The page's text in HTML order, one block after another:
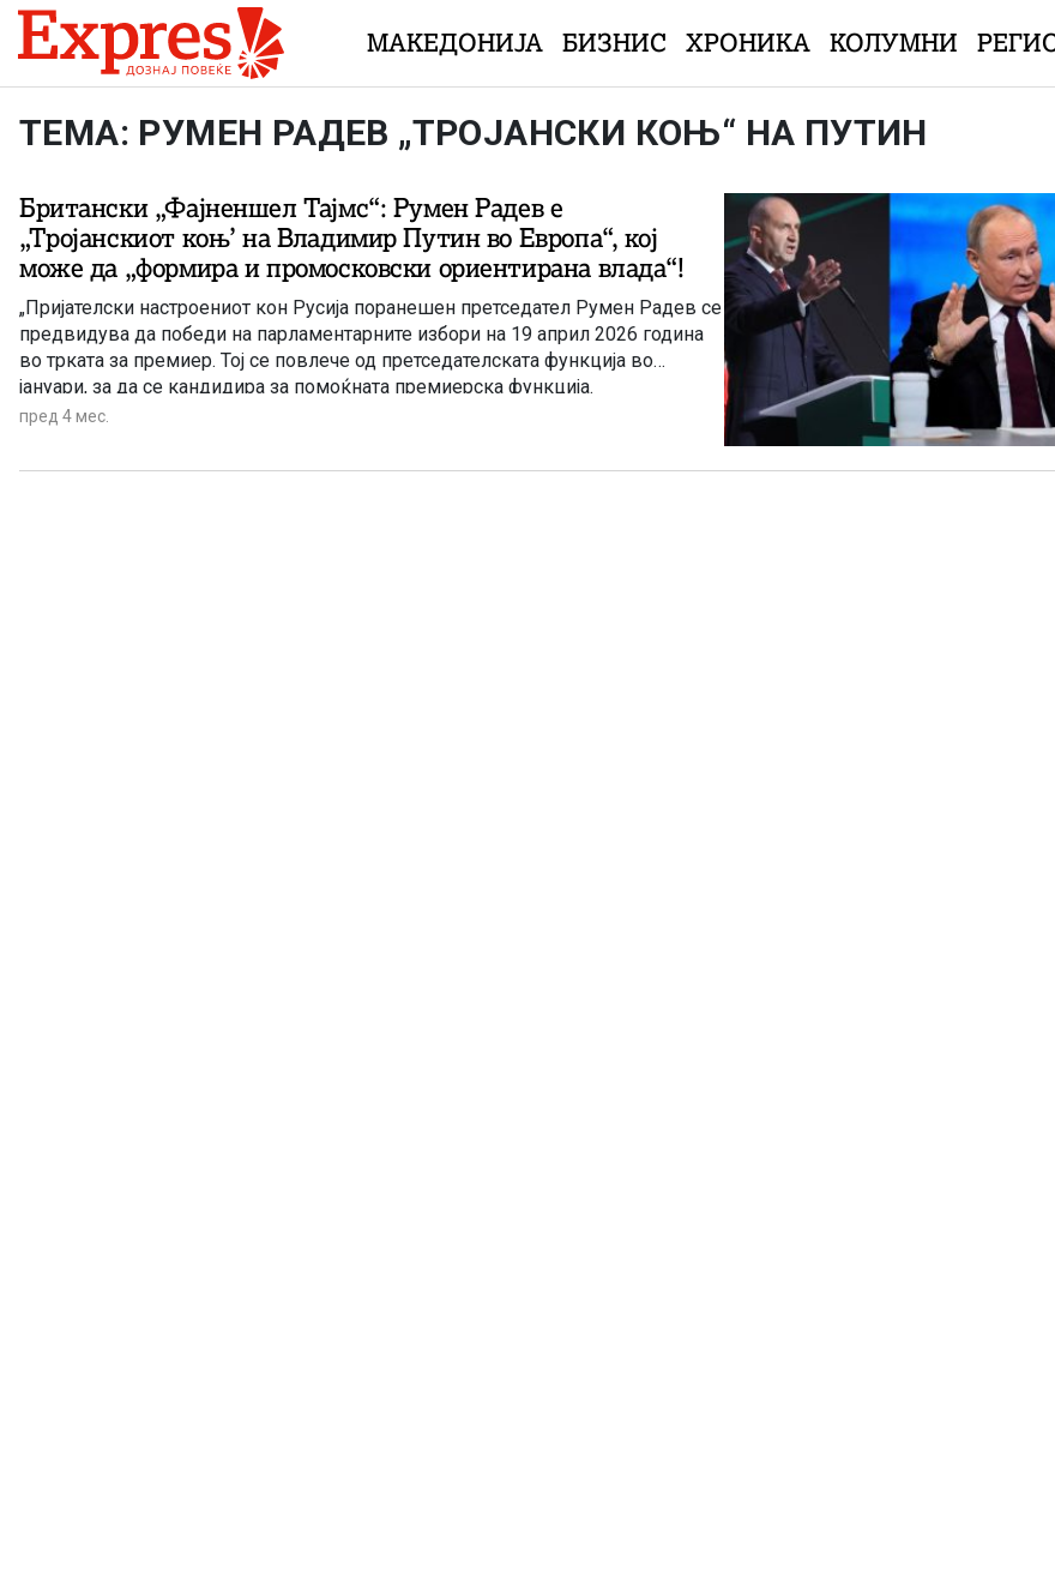
Skip to content
МАКЕДОНИЈА БИЗНИС ХРОНИКА КОЛУМНИ
ТЕМА: РУМЕН РАДЕВ „ТРОЈАНСКИ КОЊ“ НА ПУТИН
Британски „Фајненшел Тајмс“: Румен Радев е
„Тројанскиот коњ’ на Владимир Путин во Европа“, кој
може да „формира и промосковски ориентирана влада“!
„Пријателски настроениот кон Русија поранешен претседател Румен Радев се
предвидува да победи на парламентарните избори на 19 април 2026 година
во трката за премиер. Тој се повлече од претседателската функција во
јануари, за да се кандидира за помоќната премиерска функција.
Левичарската партија „Прогресивна Бугарија“ на Румен Радев е на врвот на
пет години. Победата на Радев би можела да ја приближи Бугарија –
пред 4 мес.